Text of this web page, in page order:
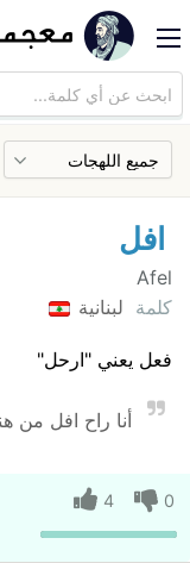
افل
Afel
كلمة لبنانية
فعل يعني "ارحل"
أنا راح افل من
0
4